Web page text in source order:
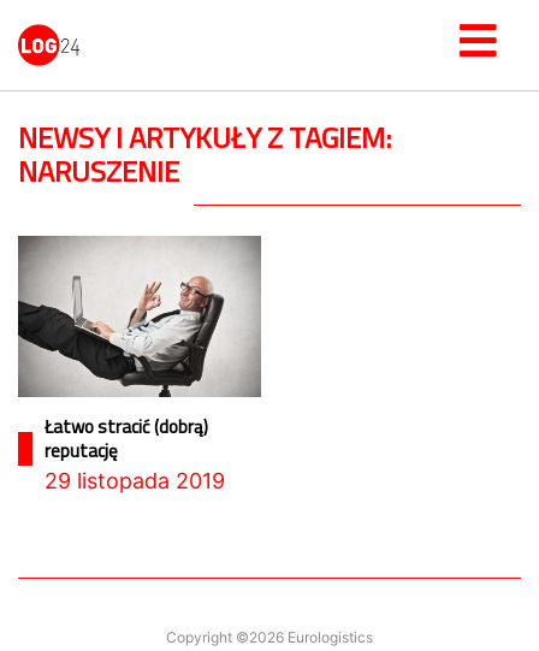
NEWSY I ARTYKUŁY Z TAGIEM:
NARUSZENIE
Łatwo stracić (dobrą)
reputację
29 listopada 2019
Copyright ©2026 Eurologistics